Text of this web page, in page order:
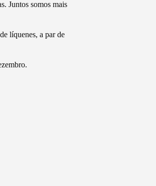
Juntos somos mais
líquenes, a par de